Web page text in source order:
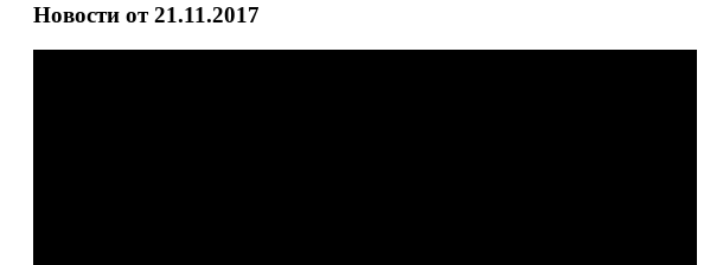
Новости от 21.11.2017